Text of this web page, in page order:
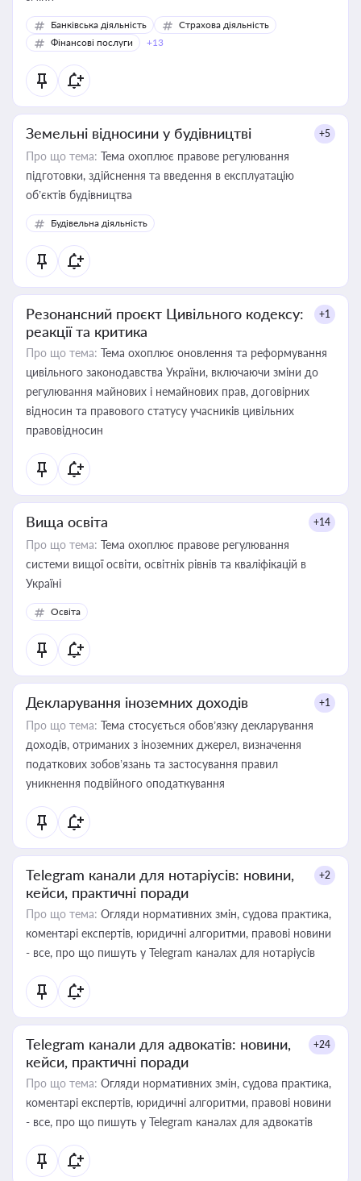
Банківська діяльність
Страхова діяльність
Фінансові послуги
+13
Земельні відносини у будівництві +5
Про що тема: Тема охоплює правове регулювання
підготовки, здійснення та введення в експлуатацію
об’єктів будівництва
Будівельна діяльність
Резонансний проєкт Цивільного кодексу:
реакції та критика
+1
Про що тема: Тема охоплює оновлення та реформування
цивільного законодавства України, включаючи зміни до
регулювання майнових і немайнових прав, договірних
відносин та правового статусу учасників цивільних
правовідносин
Вища освіта +14
Про що тема: Тема охоплює правове регулювання
системи вищої освіти, освітніх рівнів та кваліфікацій в
Україні
Освіта
Декларування іноземних доходів +1
Про що тема: Тема стосується обов’язку декларування
доходів, отриманих з іноземних джерел, визначення
податкових зобов’язань та застосування правил
уникнення подвійного оподаткування
Telegram канали для нотаріусів: новини,
кейси, практичні поради
+2
Про що тема: Огляди нормативних змін, судова практика,
коментарі експертів, юридичні алгоритми, правові новини
- все, про що пишуть у Telegram каналах для нотаріусів
Telegram канали для адвокатів: новини,
кейси, практичні поради
+24
Про що тема: Огляди нормативних змін, судова практика,
коментарі експертів, юридичні алгоритми, правові новини
- все, про що пишуть у Telegram каналах для адвокатів